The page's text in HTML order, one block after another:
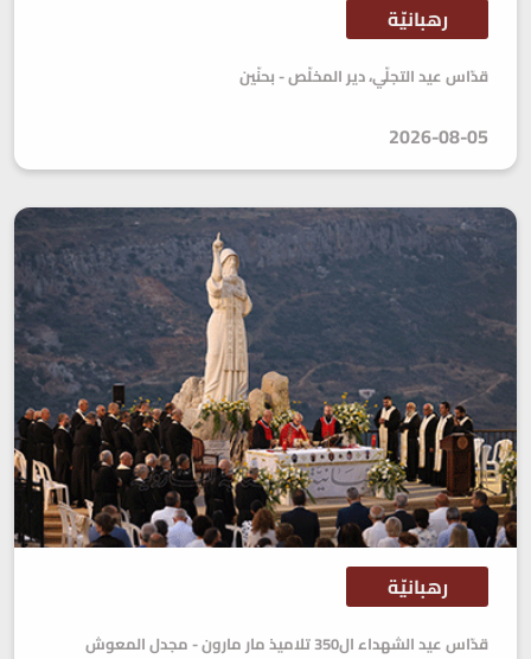
رهبانيّة
قدّاس عيد التجلّي، دير المخلّص - بحنّين
2026-08-05
رهبانيّة
قدّاس عيد الشهداء ال350 تلاميذ مار مارون - مجدل المعوش